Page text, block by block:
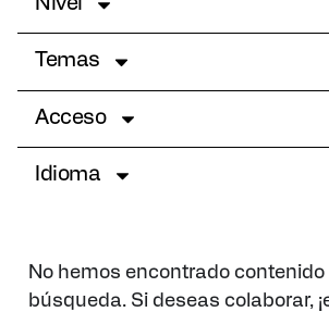
Nivel
Temas
Acceso
Idioma
No hemos encontrado contenido
búsqueda. Si deseas colaborar,